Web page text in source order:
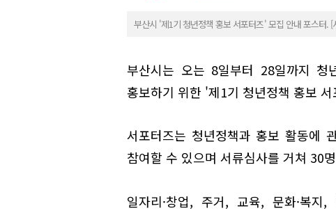
부산시 '제1기 청년정책 홍보 서포터즈' 모집 안내 포스터. [
부산시는 오는 8일부터 28일까지
홍보하기 위한 '제1기 청년정책 홍보
서포터즈는 청년정책과 홍보 활동에
참여할 수 있으며 서류심사를 거쳐 30
일자리·창업, 주거, 교육, 문화·복지